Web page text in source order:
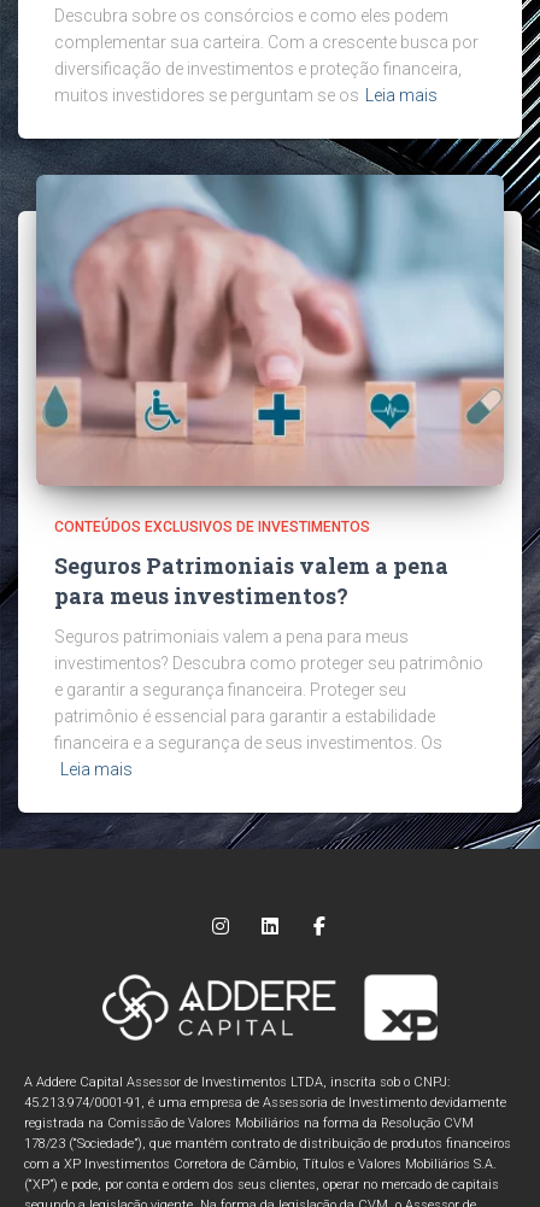
Descubra sobre os consórcios e como eles podem
complementar sua carteira. Com a crescente busca por
diversificação de investimentos e proteção financeira,
muitos investidores se perguntam se os Leia mais
CONTEÚDOS EXCLUSIVOS DE INVESTIMENTOS
Seguros Patrimoniais valem a pena
para meus investimentos?
Seguros patrimoniais valem a pena para meus
investimentos? Descubra como proteger seu patrimônio
e garantir a segurança financeira. Proteger seu
patrimônio é essencial para garantir a estabilidade
financeira e a segurança de seus investimentos. Os
Leia mais
A Addere Capital Assessor de Investimentos LTDA, inscrita sob o CNPJ:
45.213.974/0001-91, é uma empresa de Assessoria de Investimento devidamente
registrada na Comissão de Valores Mobiliários na forma da Resolução CVM
178/23 (“Sociedade”), que mantém contrato de distribuição de produtos financeiros
com a XP Investimentos Corretora de Câmbio, Títulos e Valores Mobiliários S.A.
(“XP”) e pode, por conta e ordem dos seus clientes, operar no mercado de capitais